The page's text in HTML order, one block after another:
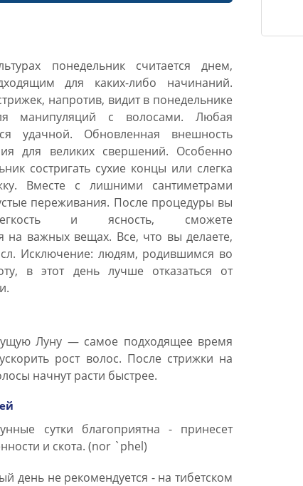
понедельник считается днем,
для каких-либо начинаний.
напротив, видит в понедельнике
манипуляций с волосами. Любая
удачной. Обновленная внешность
для великих свершений. Особенно
состригать сухие концы или слегка
Вместе с лишними сантиметрами
переживания. После процедуры вы
и ясность, сможете
на важных вещах. Все, что вы делаете,
Исключение: людям, родившимся во
в этот день лучше отказаться от
Луну — самое подходящее время
рост волос. После стрижки на
начнут расти быстрее.
сутки благоприятна - принесет
и скота. (nor `phel)
день не рекомендуется - на тибетском